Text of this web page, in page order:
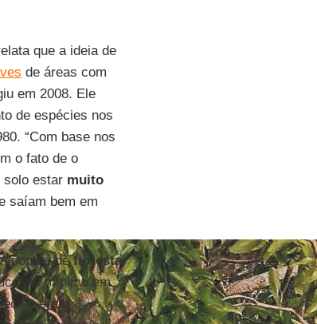
que a ideia de
de áreas com
em 2008. Ele
de espécies nos
“Com base nos
o fato de o
solo estar muito
saíam bem em
pontos defloresta
mínimo em
eram